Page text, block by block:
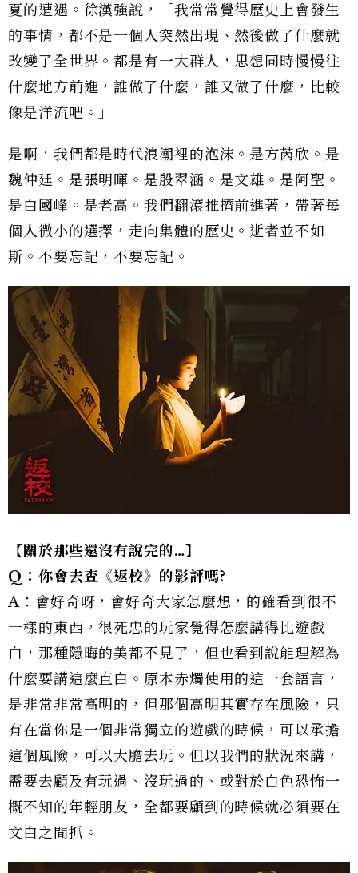
夏的遭遇。徐漢強說，「我常常覺得歷史上會發生
的事情，都不是一個人突然出現、然後做了什麼就
改變了全世界。都是有一大群人，思想同時慢慢往
什麼地方前進，誰做了什麼，誰又做了什麼，比較
像是洋流吧。」
是啊，我們都是時代浪潮裡的泡沫。是方芮欣。是
魏仲廷。是張明暉。是殷翠涵。是文雄。是阿聖。
是白國峰。是老高。我們翻滾推擠前進著，帶著每
個人微小的選擇，走向集體的歷史。逝者並不如
斯。不要忘記，不要忘記。
【關於那些還沒有說完的…】
Q：你會去查《返校》的影評嗎?
A：會好奇呀，會好奇大家怎麼想，的確看到很不
一樣的東西，很死忠的玩家覺得怎麼講得比遊戲
白，那種隱晦的美都不見了，但也看到說能理解為
什麼要講這麼直白。原本赤燭使用的這一套語言，
是非常非常高明的，但那個高明其實存在風險，只
有在當你是一個非常獨立的遊戲的時候，可以承擔
這個風險，可以大膽去玩。但以我們的狀況來講，
需要去顧及有玩過、沒玩過的、或對於白色恐怖一
概不知的年輕朋友，全都要顧到的時候就必須要在
文白之間抓。